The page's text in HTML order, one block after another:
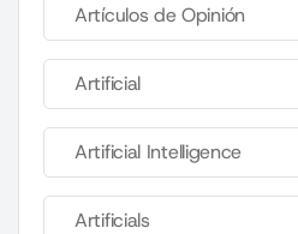
Artículos de Opinión
Artificial
Artificial Intelligence
Artificials